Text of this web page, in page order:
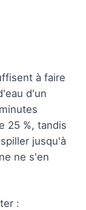
à faire
d'un
25 %, tandis
jusqu'à
ne s'en
: